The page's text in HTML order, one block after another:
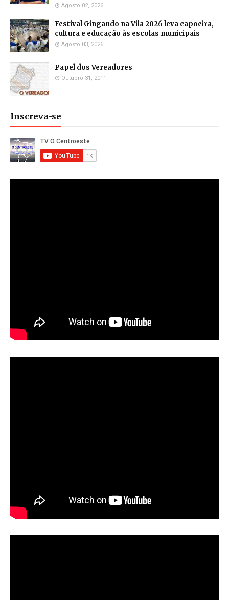
Agosto 02, 2026
Festival Gingando na Vila 2026 leva capoeira,
cultura e educação às escolas municipais
Agosto 03, 2026
Papel dos Vereadores
Outubro 31, 2011
Inscreva-se